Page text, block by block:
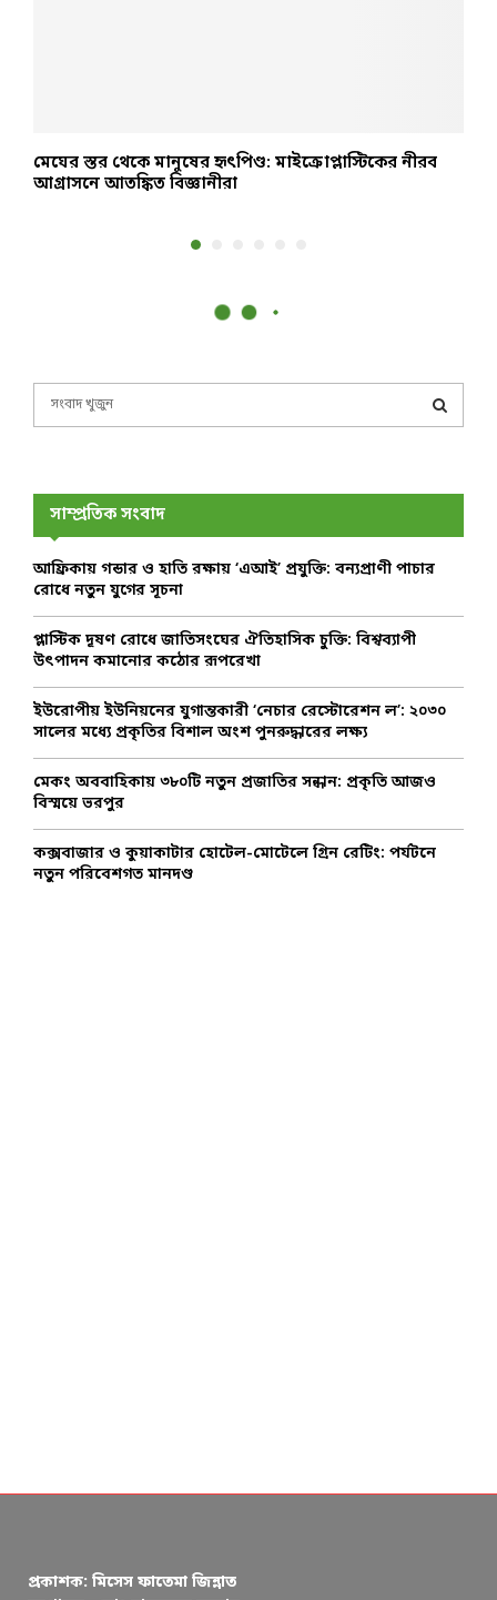
মেঘের স্তর থেকে মানুষের হৃৎপিণ্ড: মাইক্রোপ্লাস্টিকের নীরব
আগ্রাসনে আতঙ্কিত বিজ্ঞানীরা
f
r
E
A
সাম্প্রতিক সংবাদ
আফ্রিকায় গন্ডার ও হাতি রক্ষায় ‘এআই’ প্রযুক্তি: বন্যপ্রাণী পাচার
রোধে নতুন যুগের সূচনা
প্লাস্টিক দূষণ রোধে জাতিসংঘের ঐতিহাসিক চুক্তি: বিশ্বব্যাপী
উৎপাদন কমানোর কঠোর রূপরেখা
ইউরোপীয় ইউনিয়নের যুগান্তকারী ‘নেচার রেস্টোরেশন ল’: ২০৩০
সালের মধ্যে প্রকৃতির বিশাল অংশ পুনরুদ্ধারের লক্ষ্য
মেকং অববাহিকায় ৩৮০টি নতুন প্রজাতির সন্ধান: প্রকৃতি আজও
বিস্ময়ে ভরপুর
কক্সবাজার ও কুয়াকাটার হোটেল-মোটেলে গ্রিন রেটিং: পর্যটনে
নতুন পরিবেশগত মানদণ্ড
প্রকাশক: মিসেস ফাতেমা জিন্নাত